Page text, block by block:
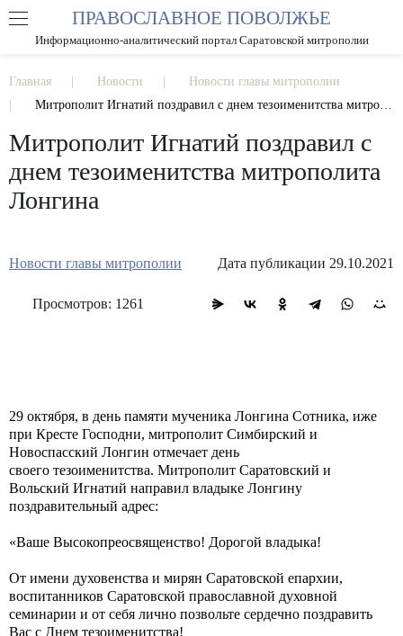
РАЗМЕР ШРИФТА А А
ПРАВОСЛАВНОЕ ПОВОЛЖЬЕ
Информационно-аналитический портал Саратовской митрополии
Главная Новости
Новости главы митрополии
Митрополит Игнатий поздравил с днем тезоименитства митрополита Лонгина
Митрополит Игнатий поздравил с
днем тезоименитства митрополита
Лонгина
Новости главы митрополии Дата публикации 29.10.2021
Просмотров: 1261
29 октября, в день памяти мученика Лонгина Сотника, иже
при Кресте Господни, митрополит Симбирский и
Новоспасский Лонгин отмечает день
своего тезоименитства. Митрополит Саратовский и
Вольский Игнатий направил владыке Лонгину
поздравительный адрес:
«Ваше Высокопреосвященство! Дорогой владыка!
От имени духовенства и мирян Саратовской епархии,
воспитанников Саратовской православной духовной
семинарии и от себя лично позвольте сердечно поздравить
Вас с Днем тезоименитства!